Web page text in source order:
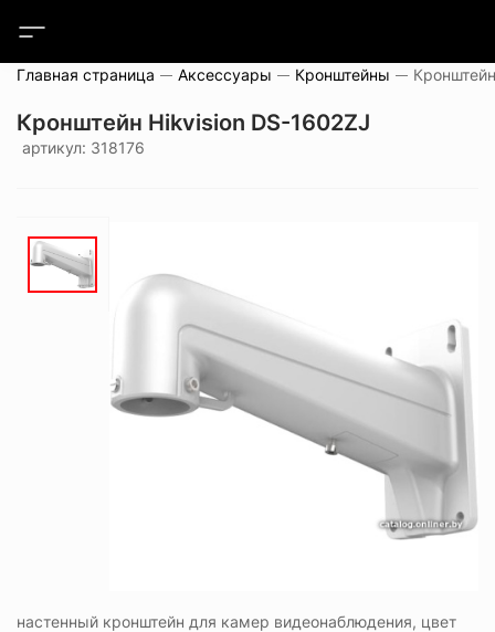
Главная страница Аксессуары Кронштейны
Кронштейн Hikvision DS-1602ZJ
артикул: 318176
настенный кронштейн для камер видеонаблюдения, цвет